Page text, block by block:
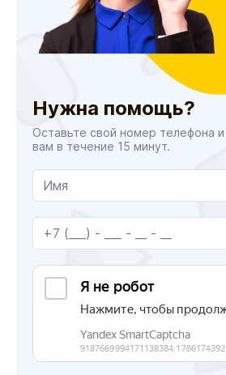
Нужна помощь?
Оставьте свой номер телефона
вам в течение 15 минут.